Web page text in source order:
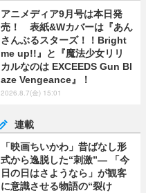
アニメディア9月号は本日発
売！ 表紙&Wカバーは『あん
さんぶるスターズ！！Bright
me up!!』と『魔法少女リリ
カルなのは EXCEEDS Gun Bl
aze Vengeance』！
2026.8.7(金) 15:01
連載
「映画ちいかわ」昔ばなし形
式から逸脱した“刺激”― 「今
日の日はさようなら」が観客
に意識させる物語の“裂け